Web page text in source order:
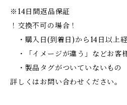
※14日間返品保証
！交換不可の場合！
・購入日(到着日)から14日以上
・「イメージが違う」などお客
・製品タグがついていないもの
詳しくはお問い合わせください。